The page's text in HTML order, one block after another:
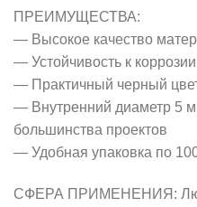
ПРЕИМУЩЕСТВА:
— Высокое качество
— Устойчивость к коррозии
— Практичный черный
— Внутренний диаметр 5
большинства проектов
— Удобная упаковка по
СФЕРА ПРИМЕНЕНИЯ: